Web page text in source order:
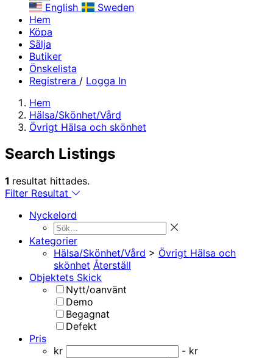
English
Sweden
Hem
Köpa
Sälja
Butiker
Önskelista
Registrera / Logga In
Hem
Hälsa/Skönhet/Vård
Övrigt Hälsa och skönhet
Search Listings
1 resultat hittades.
Filter Resultat
Nyckelord
Kategorier
Hälsa/Skönhet/Vård > Övrigt Hälsa och
skönhet Återställ
Objektets Skick
Nytt/oanvänt
Demo
Begagnat
Defekt
Pris
kr
- kr